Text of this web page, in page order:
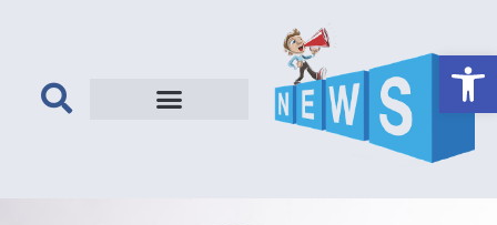
פתח סרגל נגישות